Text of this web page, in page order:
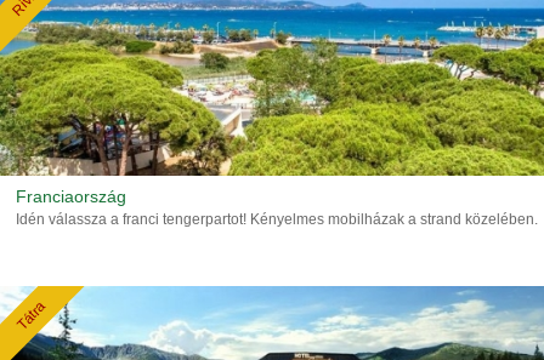
Franciaország
Idén válassza a franci tengerpartot! Kényelmes mobilházak a strand közelében.
Tátra